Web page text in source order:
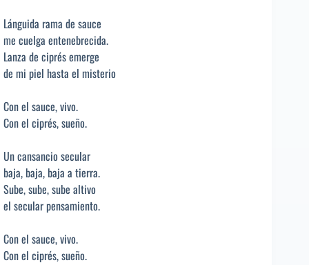
Lánguida rama de sauce
me cuelga entenebrecida.
Lanza de ciprés emerge
de mi piel hasta el misterio
Con el sauce, vivo.
Con el ciprés, sueño.
Un cansancio secular
baja, baja, baja a tierra.
Sube, sube, sube altivo
el secular pensamiento.
Con el sauce, vivo.
Con el ciprés, sueño.